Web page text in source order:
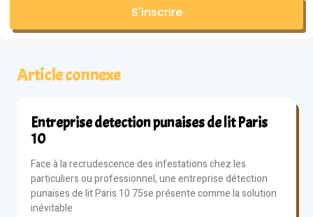
S'inscrire
Article connexe
Entreprise detection punaises de lit Paris
10
Face à la recrudescence des infestations chez les
particuliers ou professionnel, une entreprise détection
punaises de lit Paris 10 75se présente comme la solution
inévitable